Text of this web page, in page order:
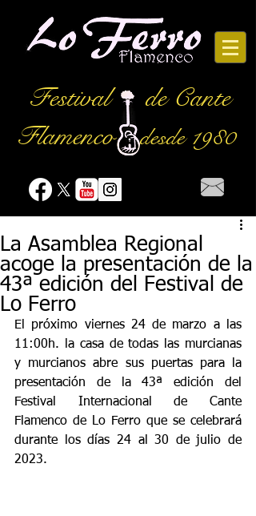
Festival
de Cante
Flamencodesde 1980
La Asamblea Regional
acoge la presentación de la
43ª edición del Festival de
Lo Ferro
El próximo viernes 24 de marzo a las
11:00h. la casa de todas las murcianas
y murcianos abre sus puertas para la
presentación de la 43ª edición del
Festival Internacional de Cante
Flamenco de Lo Ferro que se celebrará
durante los días 24 al 30 de julio de
2023.